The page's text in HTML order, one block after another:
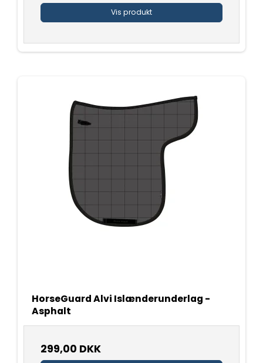
Vis produkt
HorseGuard Alvi Islænderunderlag -
Asphalt
299,00 DKK